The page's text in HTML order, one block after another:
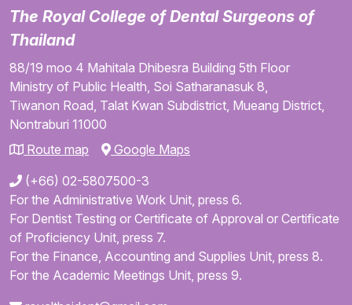
The Royal College of Dental Surgeons of
Thailand
88/19 moo 4 Mahitala Dhibesra Building 5th Floor
Ministry of Public Health, Soi Satharanasuk 8,
Tiwanon Road, Talat Kwan Subdistrict, Mueang District,
Nontraburi 11000
Route map
Google Maps
(+66) 02-5807500-3
For the Administrative Work Unit, press 6.
For Dentist Testing or Certificate of Approval or Certificate
of Proficiency Unit, press 7.
For the Finance, Accounting and Supplies Unit, press 8.
For the Academic Meetings Unit, press 9.